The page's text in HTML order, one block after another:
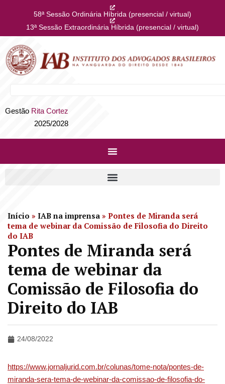
58ª Sessão Ordinária Híbrida (presencial / virtual)
13ª Sessão Extraordinária Híbrida (presencial / virtual)
Gestão Rita Cortez
2025/2028
Início » IAB na imprensa » Pontes de Miranda será
tema de webinar da Comissão de Filosofia do Direito
do IAB
Pontes de Miranda será
tema de webinar da
Comissão de Filosofia do
Direito do IAB
24/08/2022
https://www.jornaljurid.com.br/colunas/tome-nota/pontes-de-
miranda-sera-tema-de-webinar-da-comissao-de-filosofia-do-